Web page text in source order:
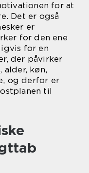
for at
Det er også
er
for den ene
for en
der påvirker
køn,
og derfor er
til